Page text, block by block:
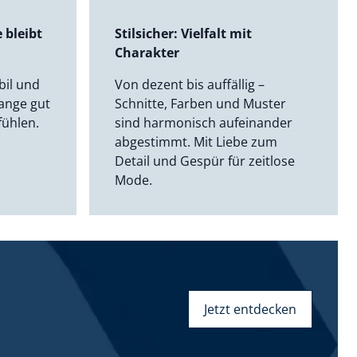
bleibt
und
gut
Stilsicher: Vielfalt mit
Charakter
Von dezent bis auffällig –
Schnitte, Farben und Muster
sind harmonisch aufeinander
abgestimmt. Mit Liebe zum
Detail und Gespür für zeitlose
Mode.
Jetzt entdecken